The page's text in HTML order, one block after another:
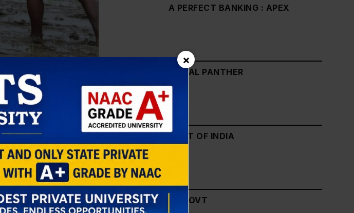
A PERFECT BANKING : APEX
JINDAL PANTHER
GOVT OF INDIA
UP GOVT
×